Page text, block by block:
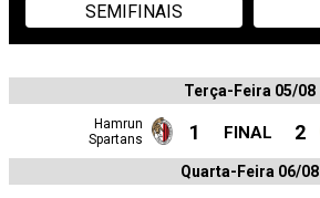
SEMIFINAIS
Terça-Feira 05/08
Hamrun
Spartans
1 FINAL 2
Quarta-Feira 06/08